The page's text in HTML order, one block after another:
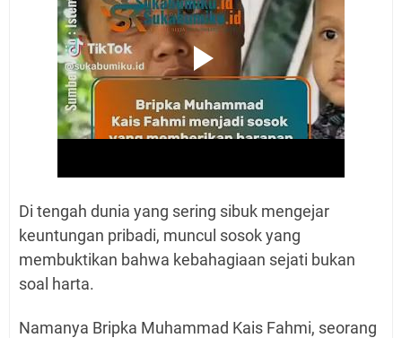
Di tengah dunia yang sering sibuk mengejar
keuntungan pribadi, muncul sosok yang
membuktikan bahwa kebahagiaan sejati bukan
soal harta.
Namanya Bripka Muhammad Kais Fahmi, seorang